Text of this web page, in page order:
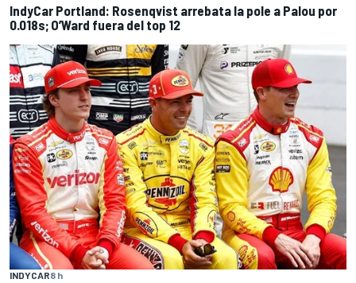
IndyCar Portland: Rosenqvist arrebata la pole a Palou por
0.018s; O’Ward fuera del top 12
INDYCAR8 h